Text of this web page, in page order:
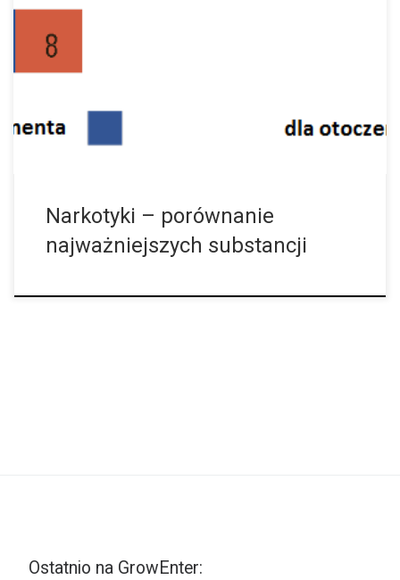
Oto przegląd najbardziej znanych narkotyków. Opiszemy między
innymi z czego się składają, jak działają i jak bardzo są
Narkotyki – porównanie
najważniejszych substancji
Ostatnio na GrowEnter: